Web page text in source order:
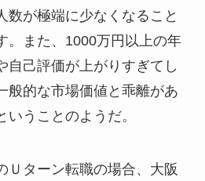
数が極端に少なくなること
。また、1000万円以上の年
自己評価が上がりすぎてし
般的な市場価値と乖離があ
うことのようだ。
ターン転職の場合、大阪